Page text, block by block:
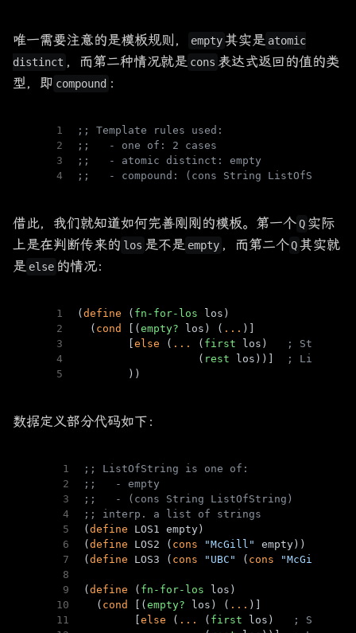
唯一需要注意的是模板规则， empty其实是 atomic
distinct ，而第二种情况就是 cons 表达式返回的值的类
型，即 compound ：
1
2
3
4
;; Template rules used:
;;   - one of: 2 cases
;;   - atomic distinct: empty
;;   - compound: (cons String ListOfString)
借此，我们就知道如何完善刚刚的模板。第一个Q 实际
上是在判断传来的 los 是不是 empty ，而第二个Q 其实就
是 else 的情况：
1
2
3
4
5
(define ( fn-for-los los)
  (
cond [(empty? los) ( ... )]
        [
else ( ... ( first los)
; String
                   (
rest los))]
;
        ))
数据定义部分代码如下：
1
2
3
4
5
6
7
8
9
10
11
;; ListOfString is one of:
;;   - empty
;;   - (cons String ListOfString)
;; interp. a list of strings
(define LOS1 empty)
(define LOS2 ( cons "McGill"
empty))
(define LOS3 ( cons "UBC" ( cons "McGill"
(define ( fn-for-los los)
  (
cond [(empty? los) ( ... )]
        [
else ( ... ( first los)
; String